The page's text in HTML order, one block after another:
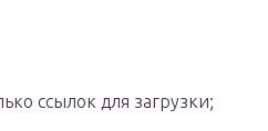
ссылок для загрузки;